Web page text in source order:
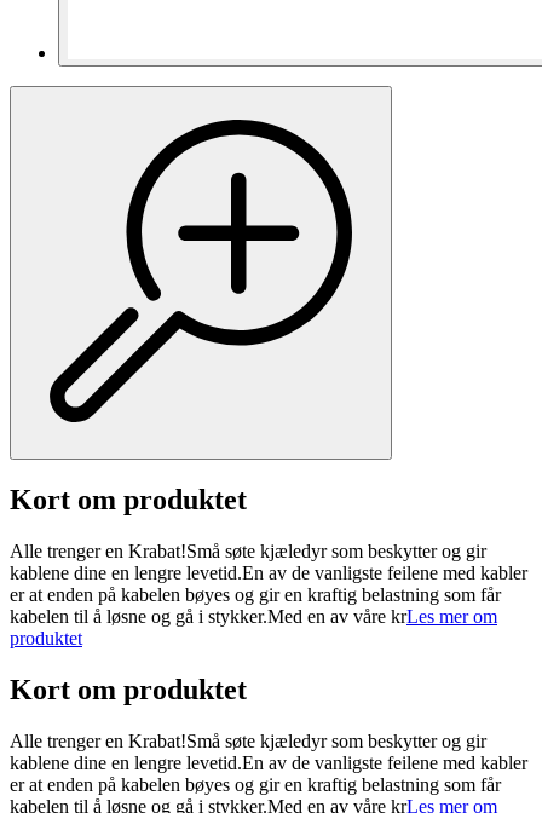
Kort om produktet
Alle trenger en Krabat!Små søte kjæledyr som beskytter og gir
kablene dine en lengre levetid.En av de vanligste feilene med kabler
er at enden på kabelen bøyes og gir en kraftig belastning som får
kabelen til å løsne og gå i stykker.Med en av våre krLes mer om
produktet
Kort om produktet
Alle trenger en Krabat!Små søte kjæledyr som beskytter og gir
kablene dine en lengre levetid.En av de vanligste feilene med kabler
er at enden på kabelen bøyes og gir en kraftig belastning som får
kabelen til å løsne og gå i stykker.Med en av våre krLes mer om